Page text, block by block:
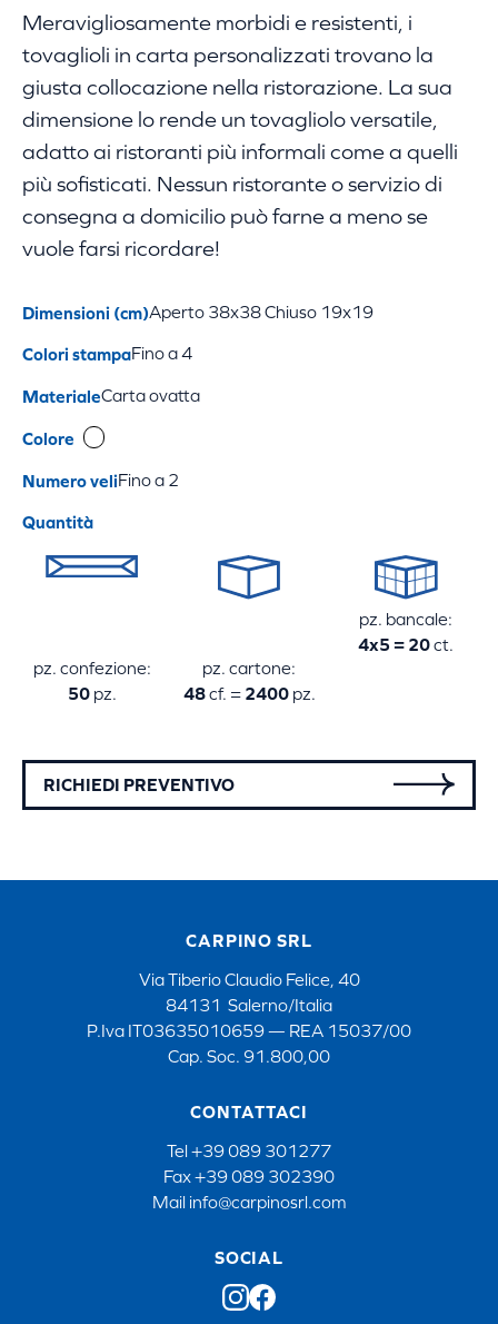
Meravigliosamente morbidi e resistenti, i
tovaglioli in carta personalizzati trovano la
giusta collocazione nella ristorazione. La sua
dimensione lo rende un tovagliolo versatile,
adatto ai ristoranti più informali come a quelli
più sofisticati. Nessun ristorante o servizio di
consegna a domicilio può farne a meno se
vuole farsi ricordare!
Dimensioni (cm)Aperto 38x38 Chiuso 19x19
Colori stampaFino a 4
MaterialeCarta ovatta
Colore
Numero veliFino a 2
Quantità
pz. confezione:
50pz.
pz. cartone:
48cf. = 2400pz.
pz. bancale:
4x5 = 20ct.
RICHIEDI PREVENTIVO
CARPINO SRL
Via Tiberio Claudio Felice, 40
84131 Salerno/Italia
P.Iva IT03635010659 — REA 15037/00
Cap. Soc. 91.800,00
CONTATTACI
Tel+39 089 301277
Fax+39 089 302390
Mail info@carpinosrl.com
SOCIAL